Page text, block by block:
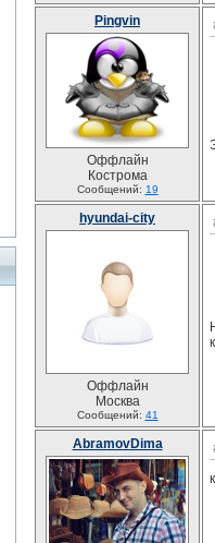
Pingvin
Оффлайн
Кострома
Сообщений: 19
hyundai-city
Оффлайн
Москва
Сообщений: 41
AbramovDima